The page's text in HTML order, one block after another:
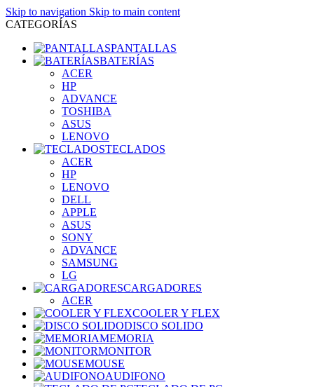
Skip to navigation Skip to main content
CATEGORÍAS
PANTALLAS
BATERÍAS
ACER
HP
ADVANCE
TOSHIBA
ASUS
LENOVO
TECLADOS
ACER
HP
LENOVO
DELL
APPLE
ASUS
SONY
ADVANCE
SAMSUNG
LG
CARGADORES
ACER
COOLER Y FLEX
DISCO SOLIDO
MEMORIA
MONITOR
MOUSE
AUDIFONO